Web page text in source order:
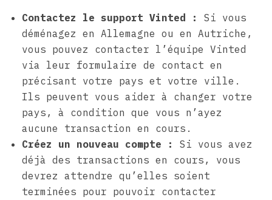
Contactez le support Vinted :
Si vous
déménagez en Allemagne ou en Autriche,
vous pouvez contacter l’équipe Vinted
via leur formulaire de contact en
précisant votre pays et votre ville.
Ils peuvent vous aider à changer votre
pays, à condition que vous n’ayez
aucune transaction en cours.
Créez un nouveau compte :
Si vous avez
déjà des transactions en cours, vous
devrez attendre qu’elles soient
terminées pour pouvoir contacter